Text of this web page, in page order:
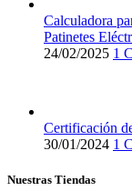
Calculadora
Patinetes
24/02/2025 1
Certificación
30/01/2024 1
Nuestras Tiendas